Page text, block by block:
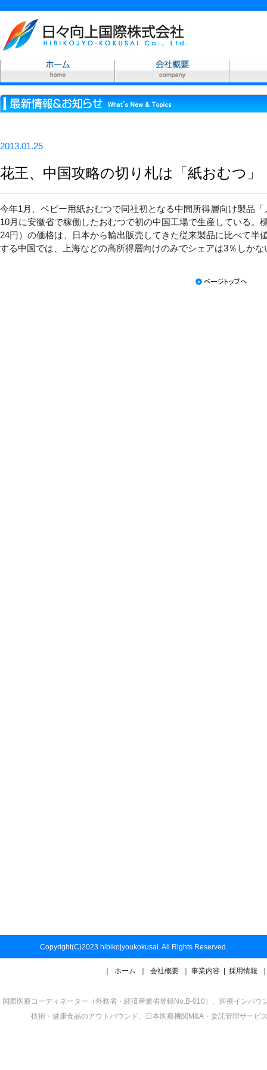
2013.01.25
花王、中国攻略の切り札は「紙おむつ」
今年1月、ベビー用紙おむつで同社初となる中間所得層向け製品
10月に安徽省で稼働したおむつで初の中国工場で生産している。
24円）の価格は、日本から輸出販売してきた従来製品に比べて半
する中国では、上海などの高所得層向けのみでシェアは3％しかな
Copyright(C)2023 hibikojyoukokusai. All Rights Reserved.
ホーム 会社概要 事業内容 採用情報
国際医療コーディネーター（外務省・経済産業省登録No.B-010）、医療インバ
技術・健康食品のアウトバウンド、日本医療機関M&A・委託管理サー